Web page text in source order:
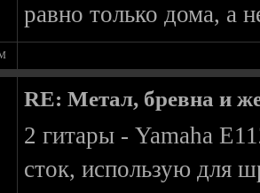
равно только дома, а
RE: Метал, бревна и
2 гитары - Yamaha
сток, использую для